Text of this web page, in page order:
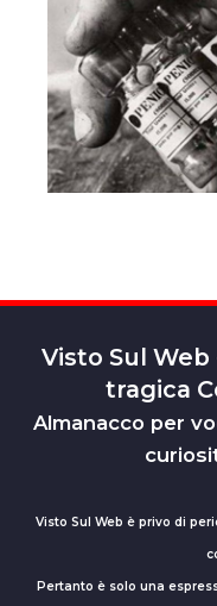
Visto Sul
tragica
Almanacco per
Visto Sul Web è privo di
Pertanto è solo una